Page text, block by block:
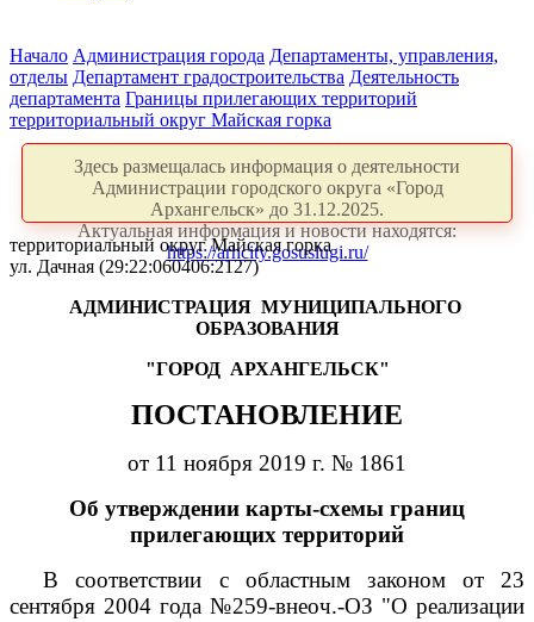
Начало Администрация города Департаменты, управления,
отделы Департамент градостроительства Деятельность
департамента Границы прилегающих территорий
территориальный округ Майская горка
Здесь размещалась информация о деятельности
Администрации городского округа «Город
Архангельск» до 31.12.2025.
Актуальная информация и новости находятся:
https://arhcity.gosuslugi.ru/
территориальный округ Майская горка
ул. Дачная (29:22:060406:2127)
АДМИНИСТРАЦИЯ МУНИЦИПАЛЬНОГО
ОБРАЗОВАНИЯ
"ГОРОД АРХАНГЕЛЬСК"
ПОСТАНОВЛЕНИЕ
от 11 ноября 2019 г. № 1861
Об утверждении карты-схемы границ
прилегающих территорий
В соответствии с областным законом от 23
сентября 2004 года №259-внеоч.-ОЗ "О реализации